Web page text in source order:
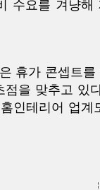
수요를 겨냥해
휴가 콘셉트
을 맞추고 있
인테리어 업